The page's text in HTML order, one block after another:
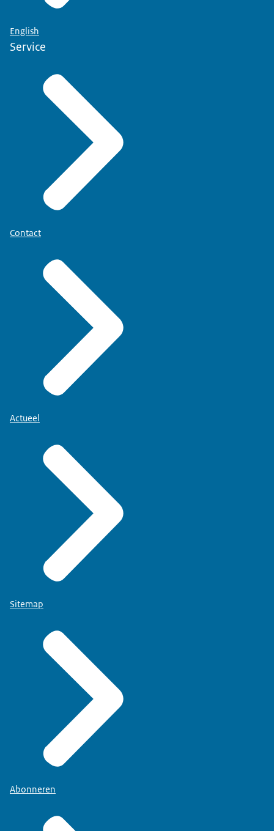
English
Service
Contact
Actueel
Sitemap
Abonneren